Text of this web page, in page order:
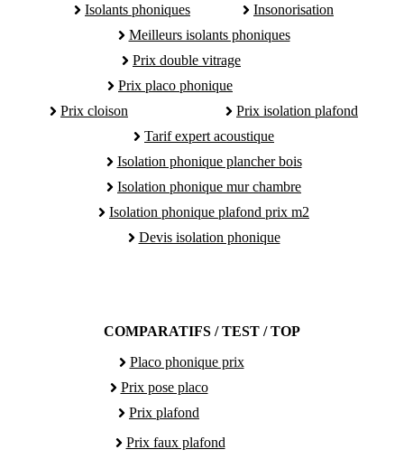
Isolants phoniques
Insonorisation
Meilleurs isolants phoniques
Prix double vitrage
Prix placo phonique
Prix cloison
Prix isolation plafond
Tarif expert acoustique
Isolation phonique plancher bois
Isolation phonique mur chambre
Isolation phonique plafond prix m2
Devis isolation phonique
COMPARATIFS / TEST / TOP
Placo phonique prix
Prix pose placo
Prix plafond
Prix faux plafond